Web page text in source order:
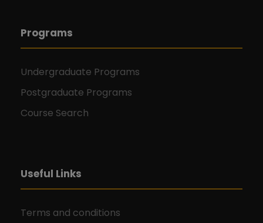
Programs
Undergraduate Programs
Postgraduate Programs
Course Search
Useful Links
Terms and conditions